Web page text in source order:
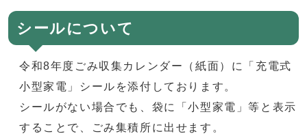
シールについて
令和8年度ごみ収集カレンダー（紙面）に「充電式
小型家電」シールを添付しております。
シールがない場合でも、袋に「小型家電」等と表示
することで、ごみ集積所に出せます。